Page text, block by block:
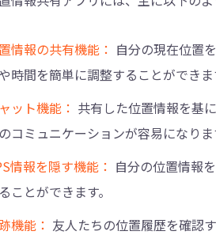
情報の共有機能： 自分の現在位置
時間を簡単に調整することができま
ット機能： 共有した位置情報を基
コミュニケーションが容易になりま
情報を隠す機能： 自分の位置情報
ことができます。
機能： 友人たちの位置履歴を確認